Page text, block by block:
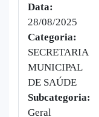
Data:
28/08/2025
Categoria:
SECRETARIA
MUNICIPAL
DE SAÚDE
Subcategoria:
Geral